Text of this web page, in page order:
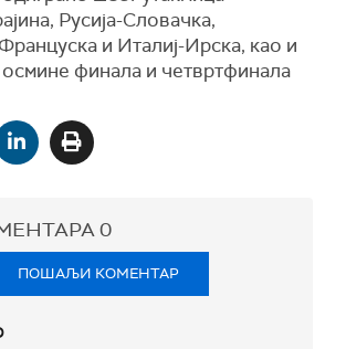
Русија-Словачка,
и Италиј-Ирска, као и
осмине финала и четвртфинала
0
ПОШАЉИ КОМЕНТАР